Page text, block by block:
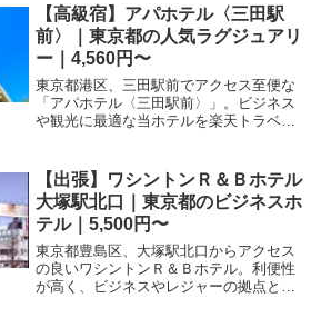
い。
【高級宿】アパホテル〈三田駅
前〉｜東京都の人気ラグジュアリ
ー｜4,560円〜
東京都港区、三田駅前でアクセス至便な
「アパホテル〈三田駅前〉」。ビジネス
や観光に最適な当ホテルを楽天トラベル
チェックしてください。
【出張】ワシントンＲ＆Ｂホテル
大塚駅北口｜東京都のビジネスホ
テル｜5,500円〜
東京都豊島区、大塚駅北口からアクセス
の良いワシントンＲ＆Ｂホテル。利便性
が高く、ビジネスやレジャーの拠点とし